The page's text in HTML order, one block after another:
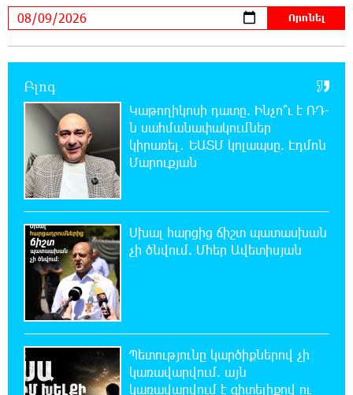
Ադրբեջանի Սարով գյուղում տանը 18-ամյա
22:07:09 8-08-2026
Արտակարգ դեպք՝ Երևանում․ կոտրել են
«Հույս բոլոր մարդկանց» հիմնադրամի
շենքի պատուհաններն ու դռները
21:48:41 8-08-2026
Ալիևն ու Թրամփը հեռախոսազրույց են
ունեցել
21:29:45 8-08-2026
«Ինտեր»-ը հաղթեց «Յուվենտուս»-ին
21:10:46 8-08-2026
Բլոգ
Կաթողիկոսի դատը. Ինչո՞ւ է ՌԴ-
ն սահմանափակումներ
կիրառել․ ԵԱՏՄ կոլապսը. Էդմոն
Մարուքյան
Սխալ հարցից ճիշտ պատասխան
չի ծնվում. Մհեր Ավետիսյան
Պետությունը կարծիքներով չի
կառավարվում. այն
կառավարվում է գիտելիքով ու